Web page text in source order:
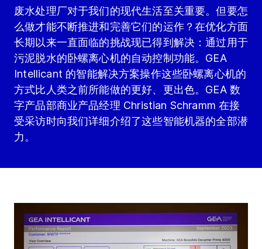
废水处理厂对于我们的现代生活至关重要。但要怎
么做才能不断推进和完善它们的运作？在优化方面
长期以来一直面临的挑战现已得到解决：通过用于
污泥脱水的卧螺离心机的自动控制功能。GEA
Intellicant 的智能解决方案操作这些卧螺离心机的
方式比人类之前所能做的更好、更出色。GEA 数
字产品部商业产品经理 Christian Schramm 在接
受采访时向我们详细介绍了这些智能机器的全部潜
力。